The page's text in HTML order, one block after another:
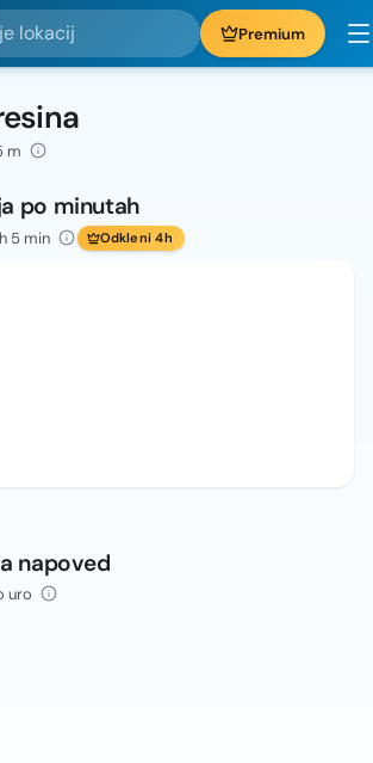
Premium
m
po minutah
5 min Odkleni 4h
napoved
uro